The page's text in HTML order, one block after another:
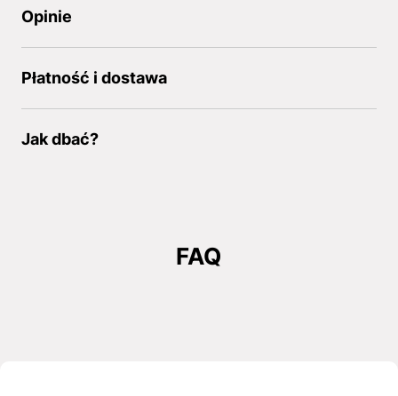
Opinie
Płatność i dostawa
Jak dbać?
FAQ